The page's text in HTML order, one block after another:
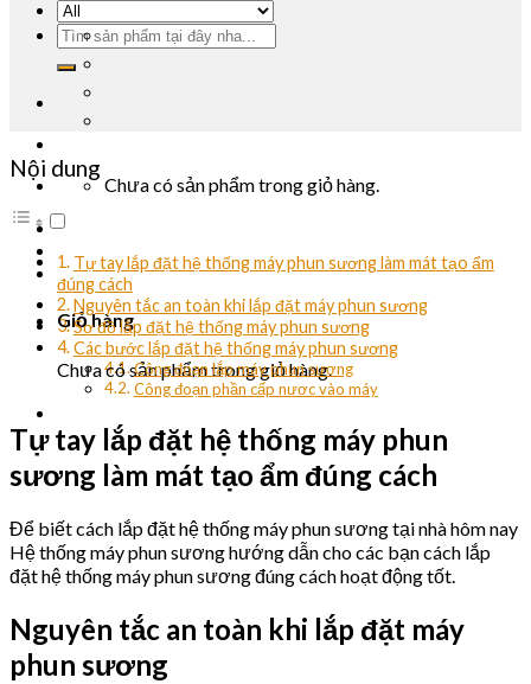
Chưa có sản phẩm trong giỏ hàng.
Giỏ hàng
Chưa có sản phẩm trong giỏ hàng.
Nội dung
Tự tay lắp đặt hệ thống máy phun sương làm mát tạo ẩm
đúng cách
Nguyên tắc an toàn khi lắp đặt máy phun sương
Sơ đồ lắp đặt hệ thống máy phun sương
Các bước lắp đặt hệ thống máy phun sương
Công đoạn lắp máy phun sương
Công đoạn phần cấp nươc vào máy
Tự tay lắp đặt hệ thống máy phun
sương làm mát tạo ẩm đúng cách
Để biết cách lắp đặt hệ thống máy phun sương tại nhà hôm nay
Hệ thống máy phun sương hướng dẫn cho các bạn cách lắp
đặt hệ thống máy phun sương đúng cách hoạt động tốt.
Nguyên tắc an toàn khi lắp đặt máy
phun sương